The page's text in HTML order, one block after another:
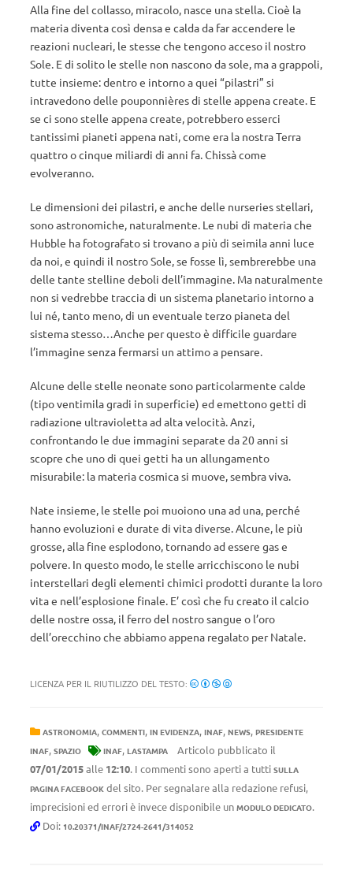
Alla fine del collasso, miracolo, nasce una stella. Cioè la
materia diventa così densa e calda da far accendere le
reazioni nucleari, le stesse che tengono acceso il nostro
Sole. E di solito le stelle non nascono da sole, ma a grappoli,
tutte insieme: dentro e intorno a quei “pilastri” si
intravedono delle pouponnières di stelle appena create. E
se ci sono stelle appena create, potrebbero esserci
tantissimi pianeti appena nati, come era la nostra Terra
quattro o cinque miliardi di anni fa. Chissà come
evolveranno.
Le dimensioni dei pilastri, e anche delle nurseries stellari,
sono astronomiche, naturalmente. Le nubi di materia che
Hubble ha fotografato si trovano a più di seimila anni luce
da noi, e quindi il nostro Sole, se fosse lì, sembrerebbe una
delle tante stelline deboli dell’immagine. Ma naturalmente
non si vedrebbe traccia di un sistema planetario intorno a
lui né, tanto meno, di un eventuale terzo pianeta del
sistema stesso…Anche per questo è difficile guardare
l’immagine senza fermarsi un attimo a pensare.
Alcune delle stelle neonate sono particolarmente calde
(tipo ventimila gradi in superficie) ed emettono getti di
radiazione ultravioletta ad alta velocità. Anzi,
confrontando le due immagini separate da 20 anni si
scopre che uno di quei getti ha un allungamento
misurabile: la materia cosmica si muove, sembra viva.
Nate insieme, le stelle poi muoiono una ad una, perché
hanno evoluzioni e durate di vita diverse. Alcune, le più
grosse, alla fine esplodono, tornando ad essere gas e
polvere. In questo modo, le stelle arricchiscono le nubi
interstellari degli elementi chimici prodotti durante la loro
vita e nell’esplosione finale. E’ così che fu creato il calcio
delle nostre ossa, il ferro del nostro sangue o l’oro
dell’orecchino che abbiamo appena regalato per Natale.
LICENZA PER IL RIUTILIZZO DEL TESTO:
ASTRONOMIA, COMMENTI, IN EVIDENZA, INAF, NEWS, PRESIDENTE
INAF, SPAZIO INAF, LASTAMPA
Articolo pubblicato il
07/01/2015alle 12:10. I commenti sono aperti a tutti SULLA
PAGINA FACEBOOK del sito. Per segnalare alla redazione refusi,
imprecisioni ed errori è invece disponibile un MODULO DEDICATO.
Doi: 10.20371/INAF/2724-2641/314052